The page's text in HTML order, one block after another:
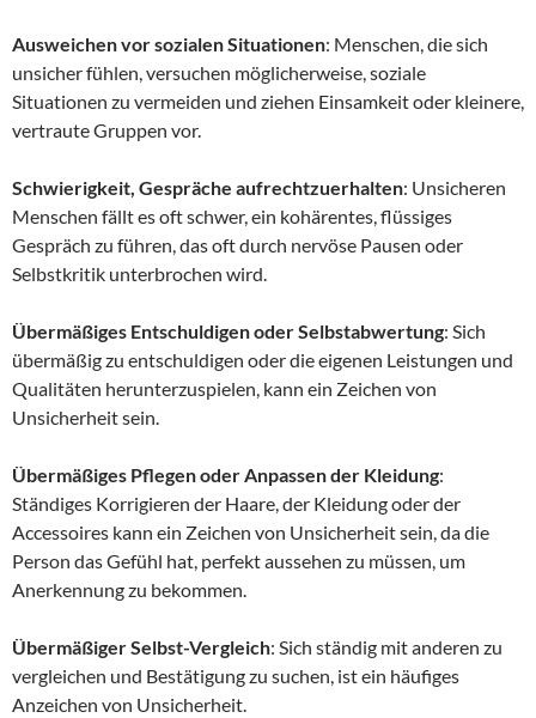
Ausweichen vor sozialen Situationen: Menschen, die sich
unsicher fühlen, versuchen möglicherweise, soziale
Situationen zu vermeiden und ziehen Einsamkeit oder kleinere,
vertraute Gruppen vor.
Schwierigkeit, Gespräche aufrechtzuerhalten: Unsicheren
Menschen fällt es oft schwer, ein kohärentes, flüssiges
Gespräch zu führen, das oft durch nervöse Pausen oder
Selbstkritik unterbrochen wird.
Übermäßiges Entschuldigen oder Selbstabwertung: Sich
übermäßig zu entschuldigen oder die eigenen Leistungen und
Qualitäten herunterzuspielen, kann ein Zeichen von
Unsicherheit sein.
Übermäßiges Pflegen oder Anpassen der Kleidung:
Ständiges Korrigieren der Haare, der Kleidung oder der
Accessoires kann ein Zeichen von Unsicherheit sein, da die
Person das Gefühl hat, perfekt aussehen zu müssen, um
Anerkennung zu bekommen.
Übermäßiger Selbst-Vergleich: Sich ständig mit anderen zu
vergleichen und Bestätigung zu suchen, ist ein häufiges
Anzeichen von Unsicherheit.